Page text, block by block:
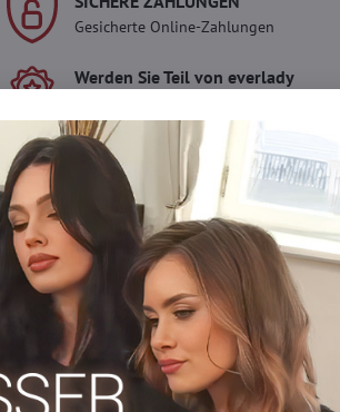
Gesicherte Online-Zahlungen
Werden Sie Teil von everlady
genießen Sie einen
5 %
Mitgliedervorteilbei jedem Einkauf.
Der Vorteil wird automatisch im
Warenkorb angewendet.
Möchten Sie mehr
haben?
Zögern Sie nicht, uns zu kontaktieren, wir
info​@everlady​.eu